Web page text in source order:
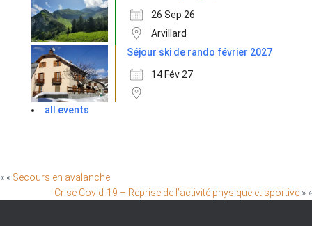
26 Sep 26
Arvillard
Séjour ski de rando février 2027
14 Fév 27
all events
« « Secours en avalanche
Crise Covid-19 – Reprise de l’activité physique et sportive » »